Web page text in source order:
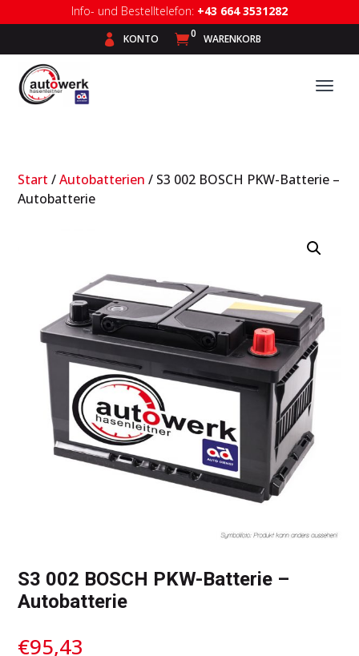
Info- und Bestelltelefon: +43 664 3531282
 KONTO 0 WARENKORB
Start /Autobatterien / S3 002 BOSCH PKW-Batterie –
Autobatterie
S3 002 BOSCH PKW-Batterie –
Autobatterie
€95,43